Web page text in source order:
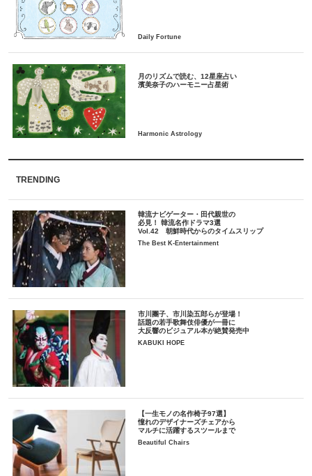
月のリズムで読む、12星座占い
TRENDING
韓流ナビゲーター・田代親世の
必見！ 韓流名作ドラマ3選
Vol.42 朝鮮時代からのタイムスリップ
The Best K-Entertainment
市川團子、市川染五郎らが登場！
話題の若手歌舞伎俳優が一冊に
大反響のビジュアル本が絶賛発売中
KABUKI HOPE
【一生モノの名作椅子97選】
憧れのデザイナーズチェアから
マルチに活躍するスツールまで
Beautiful Chairs